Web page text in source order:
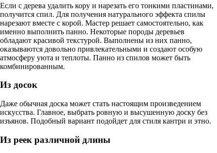
Если с дерева удалить кору и нарезать его тонкими пластинами,
получится спил. Для получения натурального эффекта спилы
нарезают вместе с корой. Мастер решает самостоятельно, как
именно выполнить панно. Некоторые породы деревьев
обладают красивой текстурой. Выполнены из них панно,
оказываются довольно привлекательными и создают особую
атмосферу уюта и теплоты. Панно из спилов может быть
комбинированным.
Из досок
Даже обычная доска может стать настоящим произведением
искусства. Главное, выбрать ровную и высушенную доску без
изъянов. Подобный вариант подойдет для стиля кантри и этно.
Из реек различной длины